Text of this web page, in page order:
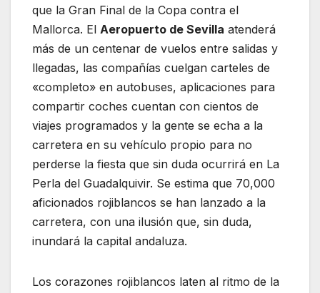
que la Gran Final de la Copa contra el
Mallorca. El Aeropuerto de Sevilla atenderá
más de un centenar de vuelos entre salidas y
llegadas, las compañías cuelgan carteles de
«completo» en autobuses, aplicaciones para
compartir coches cuentan con cientos de
viajes programados y la gente se echa a la
carretera en su vehículo propio para no
perderse la fiesta que sin duda ocurrirá en La
Perla del Guadalquivir. Se estima que 70,000
aficionados rojiblancos se han lanzado a la
carretera, con una ilusión que, sin duda,
inundará la capital andaluza.
Los corazones rojiblancos laten al ritmo de la